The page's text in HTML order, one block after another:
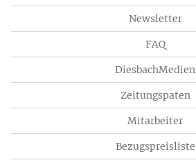
Newsletter
FAQ
DiesbachMedien
Zeitungspaten
Mitarbeiter
Bezugspreisliste